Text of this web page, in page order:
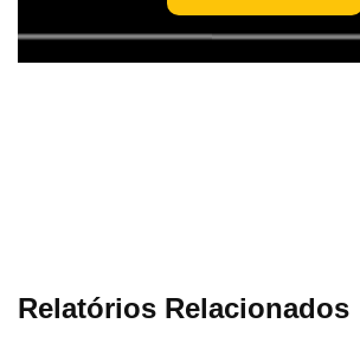
Relatórios Relacionados